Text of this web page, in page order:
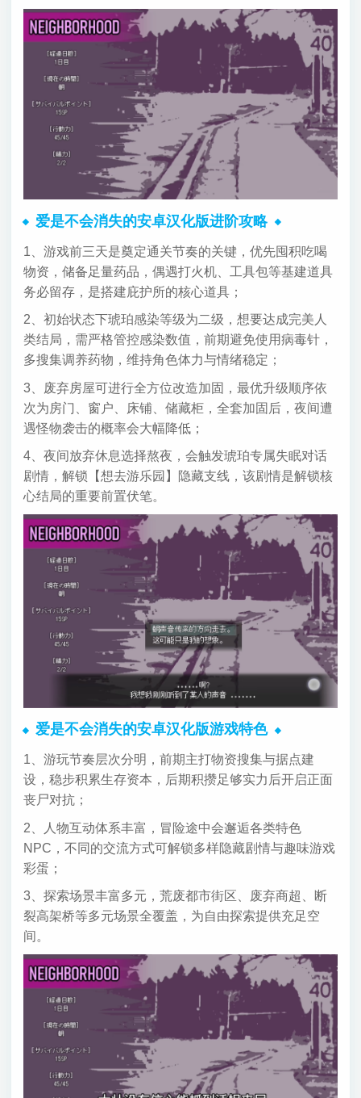
爱是不会消失的安卓汉化版进阶攻略
1、游戏前三天是奠定通关节奏的关键，优先囤积吃喝
物资，储备足量药品，偶遇打火机、工具包等基建道具
务必留存，是搭建庇护所的核心道具；
2、初始状态下琥珀感染等级为二级，想要达成完美人
类结局，需严格管控感染数值，前期避免使用病毒针，
多搜集调养药物，维持角色体力与情绪稳定；
3、废弃房屋可进行全方位改造加固，最优升级顺序依
次为房门、窗户、床铺、储藏柜，全套加固后，夜间遭
遇怪物袭击的概率会大幅降低；
4、夜间放弃休息选择熬夜，会触发琥珀专属失眠对话
剧情，解锁【想去游乐园】隐藏支线，该剧情是解锁核
心结局的重要前置伏笔。
爱是不会消失的安卓汉化版游戏特色
1、游玩节奏层次分明，前期主打物资搜集与据点建
设，稳步积累生存资本，后期积攒足够实力后开启正面
丧尸对抗；
2、人物互动体系丰富，冒险途中会邂逅各类特色
NPC，不同的交流方式可解锁多样隐藏剧情与趣味游戏
彩蛋；
3、探索场景丰富多元，荒废都市街区、废弃商超、断
裂高架桥等多元场景全覆盖，为自由探索提供充足空
间。